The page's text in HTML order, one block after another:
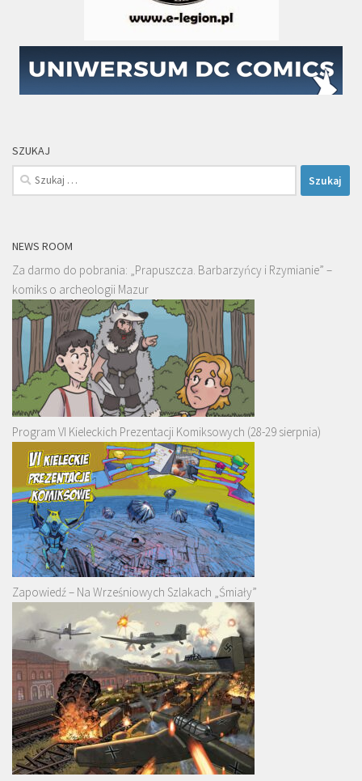
SZUKAJ
Szukaj:
NEWS ROOM
Za darmo do pobrania: „Prapuszcza. Barbarzyńcy i Rzymianie” –
komiks o archeologii Mazur
Program VI Kieleckich Prezentacji Komiksowych (28-29 sierpnia)
Zapowiedź – Na Wrześniowych Szlakach „Śmiały”